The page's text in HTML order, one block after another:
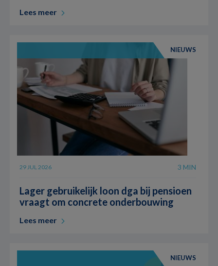
Lees meer
NIEUWS
29 JUL 2026 3 MIN
Lager gebruikelijk loon dga bij pensioen
vraagt om concrete onderbouwing
Lees meer
NIEUWS